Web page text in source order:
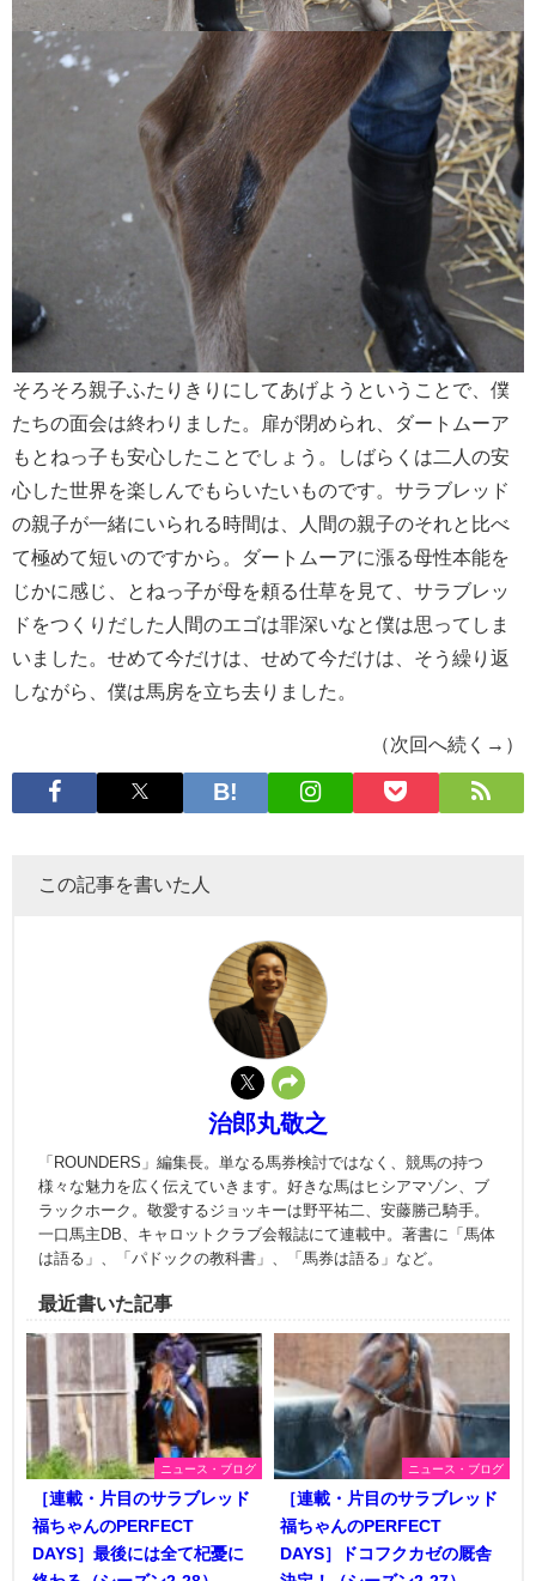
そろそろ親子ふたりきりにしてあげようということで、僕
たちの面会は終わりました。扉が閉められ、ダートムーア
もとねっ子も安心したことでしょう。しばらくは二人の安
心した世界を楽しんでもらいたいものです。サラブレッド
の親子が一緒にいられる時間は、人間の親子のそれと比べ
て極めて短いのですから。ダートムーアに漲る母性本能を
じかに感じ、とねっ子が母を頼る仕草を見て、サラブレッ
ドをつくりだした人間のエゴは罪深いなと僕は思ってしま
いました。せめて今だけは、せめて今だけは、そう繰り返
しながら、僕は馬房を立ち去りました。
（次回へ続く→）
この記事を書いた人
治郎丸敬之
「ROUNDERS」編集長。単なる馬券検討ではなく、競馬の持つ
様々な魅力を広く伝えていきます。好きな馬はヒシアマゾン、ブ
ラックホーク。敬愛するジョッキーは野平祐二、安藤勝己騎手。
一口馬主DB、キャロットクラブ会報誌にて連載中。著書に「馬体
は語る」、「パドックの教科書」、「馬券は語る」など。
最近書いた記事
ニュース・ブログ
［連載・片目のサラブレッド
福ちゃんのPERFECT
DAYS］最後には全て杞憂に
ニュース・ブログ
［連載・片目のサラブレッド
福ちゃんのPERFECT
DAYS］ドコフクカゼの厩舎